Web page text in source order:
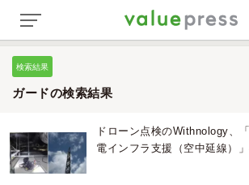
検索結果
ガードの検索結果
ドローン点検のWithnology、
電インフラ支援（空中延線）